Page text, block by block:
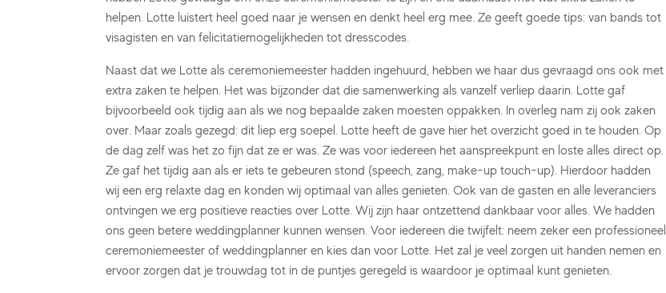
helpen. Lotte luistert heel goed naar je wensen en denkt heel erg mee. Ze geeft goede tips: van bands tot
visagisten en van felicitatiemogelijkheden tot dresscodes.
Naast dat we Lotte als ceremoniemeester hadden ingehuurd, hebben we haar dus gevraagd ons ook met
extra zaken te helpen. Het was bijzonder dat die samenwerking als vanzelf verliep daarin. Lotte gaf
bijvoorbeeld ook tijdig aan als we nog bepaalde zaken moesten oppakken. In overleg nam zij ook zaken
over. Maar zoals gezegd: dit liep erg soepel. Lotte heeft de gave hier het overzicht goed in te houden. Op
de dag zelf was het zo fijn dat ze er was. Ze was voor iedereen het aanspreekpunt en loste alles direct op.
Ze gaf het tijdig aan als er iets te gebeuren stond (speech, zang, make-up touch-up). Hierdoor hadden
wij een erg relaxte dag en konden wij optimaal van alles genieten. Ook van de gasten en alle leveranciers
ontvingen we erg positieve reacties over Lotte. Wij zijn haar ontzettend dankbaar voor alles. We hadden
ons geen betere weddingplanner kunnen wensen. Voor iedereen die twijfelt: neem zeker een professioneel
ceremoniemeester of weddingplanner en kies dan voor Lotte. Het zal je veel zorgen uit handen nemen en
ervoor zorgen dat je trouwdag tot in de puntjes geregeld is waardoor je optimaal kunt genieten.